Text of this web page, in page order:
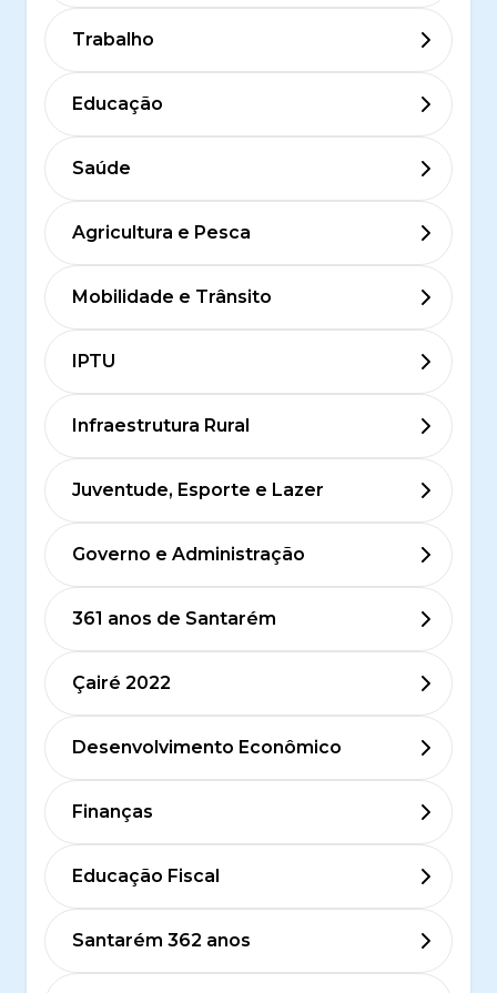
Trabalho
Educação
Saúde
Agricultura e Pesca
Mobilidade e Trânsito
IPTU
Infraestrutura Rural
Juventude, Esporte e Lazer
Governo e Administração
361 anos de Santarém
Çairé 2022
Desenvolvimento Econômico
Finanças
Educação Fiscal
Santarém 362 anos